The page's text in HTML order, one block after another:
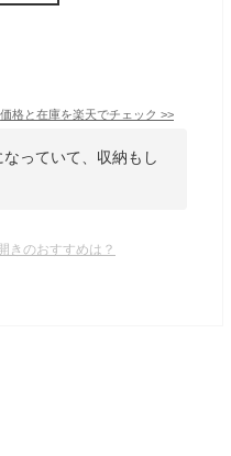
価格と在庫を楽天でチェック >>
っていて、収納もし
きのおすすめは？